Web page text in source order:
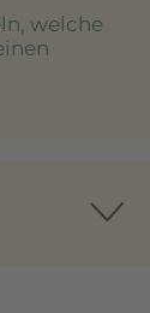
welche